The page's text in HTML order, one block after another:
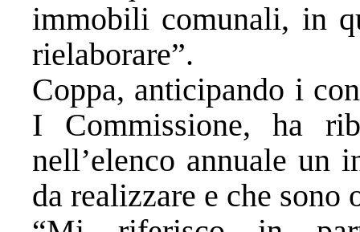
immobili comunali, in
rielaborare”.
Coppa, anticipando i
I Commissione, ha
nell’elenco annuale un
da realizzare e che